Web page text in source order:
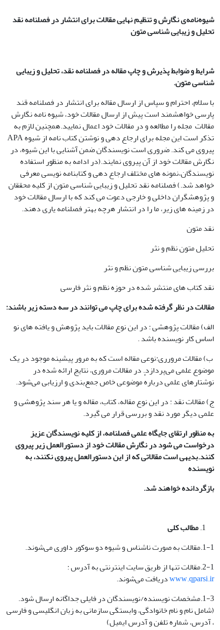
شیوه‌نامه‌ی نگارش و تنظیم نهایی مقالات برای انتشار در فصلنامه نقد
تحلیل و زیبایی شناسی متون
شرایط و ضوابط پذیرش و چاپ مقاله در فصلنامه نقد، تحلیل و زیبایی
شناسی متون.
با سلام، احترام و سپاس از ارسال مقاله برای انتشار در فصلنامه قند
پارسی خواهشمند است پیش از ارسال مقالات خود، شیوه نامه نگارش
مقالات مجله را مطالعه و در مقالات خود اعمال نمایید.همچنین لازم به
تذکر است این مجله برای ارجاع دهی و نوشتن کتاب نامه از شیوه APA
پیروی می کند. ضروری است نویسندگان ضمن آشنایی با این شیوه، در
نگارش مقالات خود از آن پیروی نمایند.(در ادامه به منظور استفاده
نویسندگان،نمونه های مختلف ارجاع دهی و کتابنامه نویسی معرفی
خواهد شد.) فصلنامه نقد تحلیل و زیبایی شناسی متون از کلیه محققان
و پژوهشگران داخلی و خارجی دعوت می کند که با ارسال مقالات خود
در زمینه های زیر، ما را در انتشار هرچه بهتر فصلنامه یاری دهند.
نقد متون
تحلیل متون نظم و نثر
بررسی زیبایی شناسی متون نظم و نثر
نقد کتاب های منتشر شده در حوزه نظم و نثر فارسی
مقالات در نظر گرفته شده برای چاپ می توانند در سه دسته زیر باشند:
الف) مقالات پژوهشی : در این نوع مقالات باید پژوهش و یافته های نو
اساس کار نویسنده باشد .
ب) مقالات مرورری:نوعی مقاله است که به مرور پیشینه موجود در یک
موضوع علمی می‌پردازد. در مقالات مروری، نتایج ارائه شده در
نوشتارهای علمی دربارهٔ موضوعی خاص جمع‌بندی و ارزیابی می‌شود.
ج) مقالات نقد : در این نوع مقاله، کتاب، مقاله و یا هر سند پژوهشی و
علمی دیگر مورد نقد و بررسی قرار می گیرد.
به منظور ارتقای جایگاه علمی فصلنامه، از کلیه نویسندگان عزیز
درخواست می شود در نگارش مقالات خود از دستورالعمل زیر پیروی
کنند.بدیهی است مقالاتی که از این دستورالعمل پیروی نکنند، به
نویسنده
بازگردانده خواهند شد.
مطالب کلی
1-1.مقالات به صورت ناشناس و شیوه دو سوکور داوری می‌شوند.
2-1.مقالات تنها از طریق سایت اینترنتی به آدرس :
www.qparsi.irدریافت می‌شوند.
1-3.مشخصات نویسنده/نویسندگان در فایلی جداگانه ارسال شود.
(شامل نام و نام خانوادگی، وابستگی سازمانی به زبان انگلیسی و فارسی
، آدرس، شماره تلفن و آدرس ایمیل)